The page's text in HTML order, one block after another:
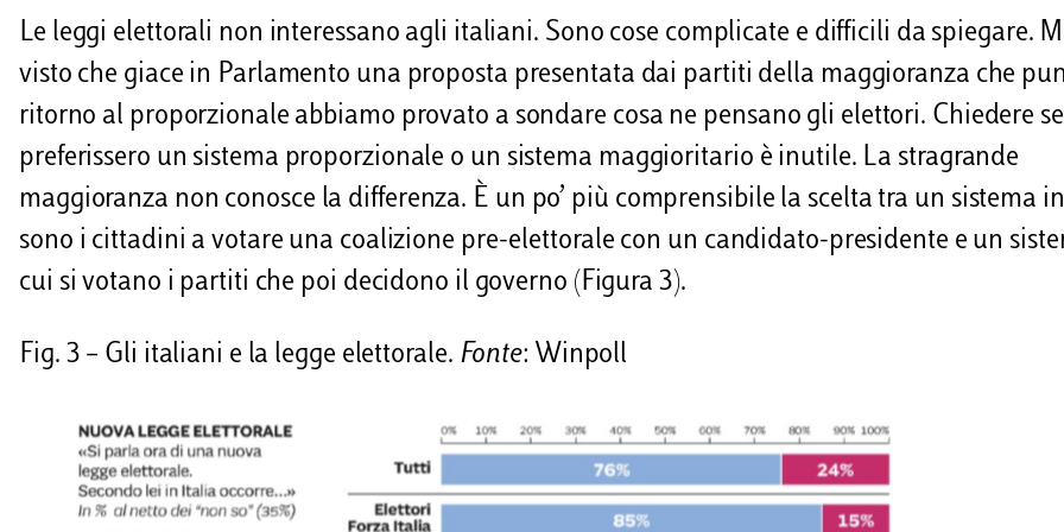
Le leggi elettorali non interessano agli italiani. Sono cose complicate e difficili da spiegare.
visto che giace in Parlamento una proposta presentata dai partiti della maggioranza che
ritorno al proporzionale abbiamo provato a sondare cosa ne pensano gli elettori. Chiedere se
preferissero un sistema proporzionale o un sistema maggioritario è inutile. La stragrande
maggioranza non conosce la differenza. È un po’ più comprensibile la scelta tra un sistema
sono i cittadini a votare una coalizione pre-elettorale con un candidato-presidente e un
cui si votano i partiti che poi decidono il governo (Figura 3).
Fig. 3 – Gli italiani e la legge elettorale. Fonte: Winpoll